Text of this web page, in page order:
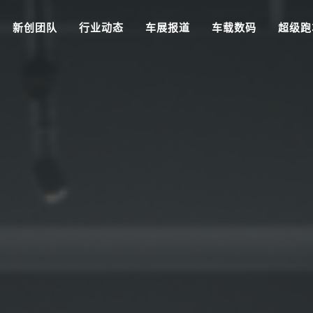
新创团队 行业动态 车展报道 车载数码 超级